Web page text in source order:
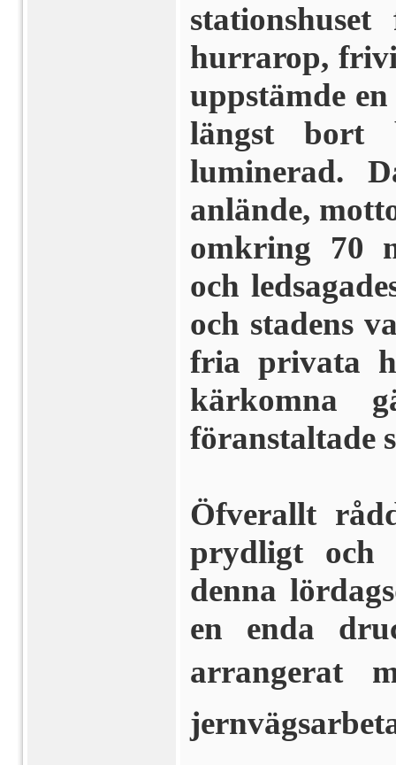
hurrarop,
uppstämde
längst
luminerad.
anlände,
omkring 70
och
och sta­dens
fria privata
kärkomna
föranstaltade
Öfverallt
prydligt och
denna
en enda
arrangerat